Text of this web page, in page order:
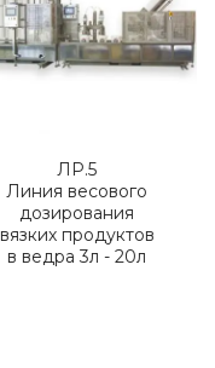
ЛР.5
Линия весового
дозирования
вязких продуктов
в ведра 3л - 20л